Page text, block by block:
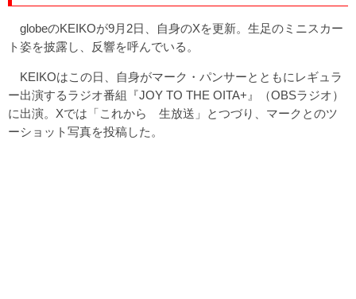
globeのKEIKOが9月2日、自身のXを更新。生足のミニスカー
ト姿を披露し、反響を呼んでいる。
KEIKOはこの日、自身がマーク・パンサーとともにレギュラ
ー出演するラジオ番組『JOY TO THE OITA+』（OBSラジオ）
に出演。Xでは「これから 生放送」とつづり、マークとのツ
ーショット写真を投稿した。